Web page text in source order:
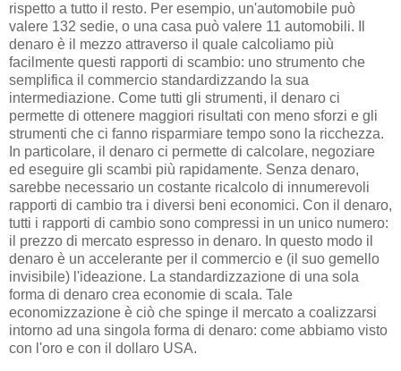
rispetto a tutto il resto. Per esempio, un'automobile può
valere 132 sedie, o una casa può valere 11 automobili. Il
denaro è il mezzo attraverso il quale calcoliamo più
facilmente questi rapporti di scambio: uno strumento che
semplifica il commercio standardizzando la sua
intermediazione. Come tutti gli strumenti, il denaro ci
permette di ottenere maggiori risultati con meno sforzi e gli
strumenti che ci fanno risparmiare tempo sono la ricchezza.
In particolare, il denaro ci permette di calcolare, negoziare
ed eseguire gli scambi più rapidamente. Senza denaro,
sarebbe necessario un costante ricalcolo di innumerevoli
rapporti di cambio tra i diversi beni economici. Con il denaro,
tutti i rapporti di cambio sono compressi in un unico numero:
il prezzo di mercato espresso in denaro. In questo modo il
denaro è un accelerante per il commercio e (il suo gemello
invisibile) l'ideazione. La standardizzazione di una sola
forma di denaro crea economie di scala. Tale
economizzazione è ciò che spinge il mercato a coalizzarsi
intorno ad una singola forma di denaro: come abbiamo visto
con l'oro e con il dollaro USA.